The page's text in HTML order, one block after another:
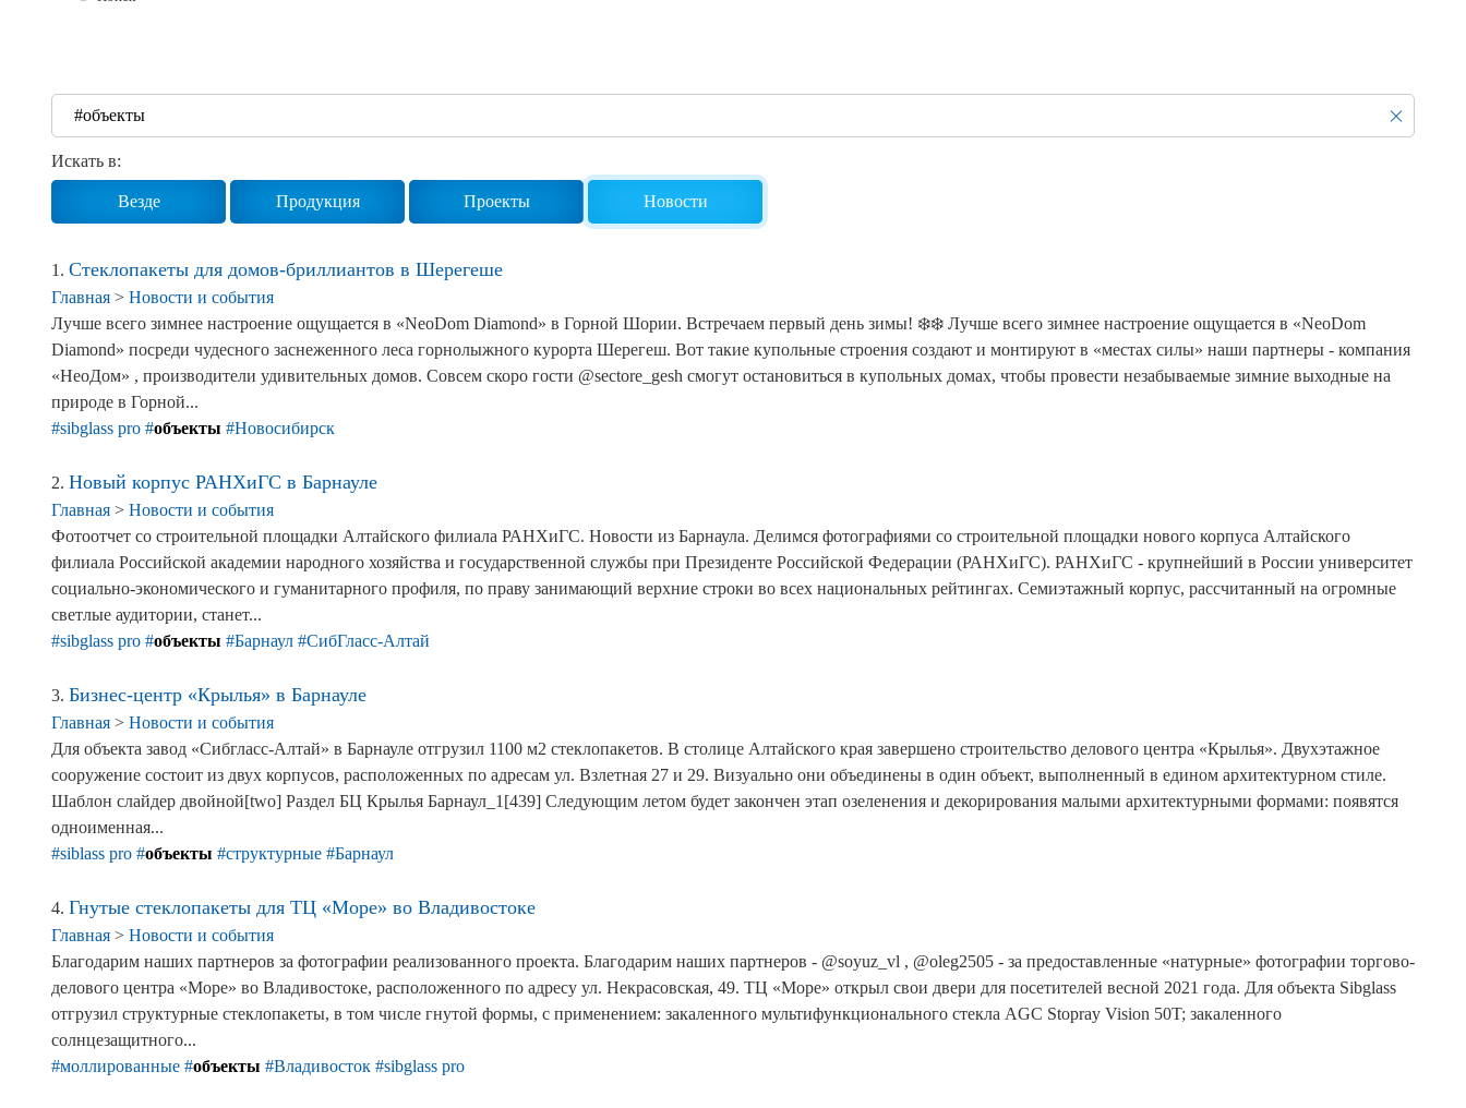
Продажа недвижимости
Сертификаты на продукцию Sibglass Trade
ГОСТы, ТУ и другая техническая документация
Искать в:
Везде Продукция Проекты Новости
1. Стеклопакеты для домов-бриллиантов в Шерегеше
Главная > Новости и события
Лучше всего зимнее настроение ощущается в «NeoDom Diamond» в Горной Шории. Встречаем первый день зимы! ❄️❄️ Лучше всего зимнее настроение ощущается в «NeoDom
Diamond» посреди чудесного заснеженного леса горнолыжного курорта Шерегеш. Вот такие купольные строения создают и монтируют в «местах силы» наши партнеры - компания
«НеоДом» , производители удивительных домов. Совсем скоро гости @sectore_gesh смогут остановиться в купольных домах, чтобы провести незабываемые зимние выходные на
природе в Горной...
#sibglass pro #объекты #Новосибирск
2. Новый корпус РАНХиГС в Барнауле
Главная > Новости и события
Фотоотчет со строительной площадки Алтайского филиала РАНХиГС. Новости из Барнаула. Делимся фотографиями со строительной площадки нового корпуса Алтайского
филиала Российской академии народного хозяйства и государственной службы при Президенте Российской Федерации (РАНХиГС). РАНХиГС - крупнейший в России университет
социально-экономического и гуманитарного профиля, по праву занимающий верхние строки во всех национальных рейтингах. Семиэтажный корпус, рассчитанный на огромные
светлые аудитории, станет...
#sibglass pro #объекты #Барнаул #СибГласс-Алтай
3. Бизнес-центр «Крылья» в Барнауле
Главная > Новости и события
Для объекта завод «Сибгласс-Алтай» в Барнауле отгрузил 1100 м2 стеклопакетов. В столице Алтайского края завершено строительство делового центра «Крылья». Двухэтажное
сооружение состоит из двух корпусов, расположенных по адресам ул. Взлетная 27 и 29. Визуально они объединены в один объект, выполненный в едином архитектурном стиле.
Шаблон слайдер двойной[two] Раздел БЦ Крылья Барнаул_1[439] Следующим летом будет закончен этап озеленения и декорирования малыми архитектурными формами: появятся
одноименная...
#siblass pro #объекты #структурные #Барнаул
4. Гнутые стеклопакеты для ТЦ «Море» во Владивостоке
Главная > Новости и события
Благодарим наших партнеров за фотографии реализованного проекта. Благодарим наших партнеров - @soyuz_vl , @oleg2505 - за предоставленные «натурные» фотографии торгово-
делового центра «Море» во Владивостоке, расположенного по адресу ул. Некрасовская, 49. ТЦ «Море» открыл свои двери для посетителей весной 2021 года. Для объекта Sibglass
отгрузил структурные стеклопакеты, в том числе гнутой формы, с применением: закаленного мультифункционального стекла AGC Stopray Vision 50T; закаленного
солнцезащитного...
#моллированные #объекты #Владивосток #sibglass pro